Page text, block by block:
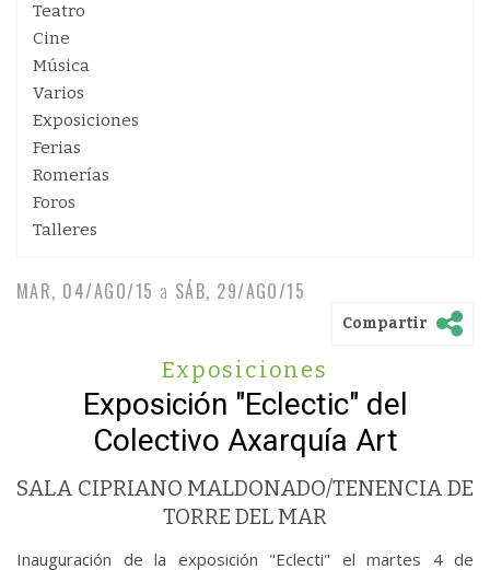
Teatro
Cine
Música
Varios
Exposiciones
Ferias
Romerías
Foros
Talleres
MAR, 04/AGO/15 a SÁB, 29/AGO/15
Compartir
Exposiciones
Exposición "Eclectic" del
Colectivo Axarquía Art
SALA CIPRIANO MALDONADO/TENENCIA DE
TORRE DEL MAR
Inauguración de la exposición "Eclecti" el martes 4 de